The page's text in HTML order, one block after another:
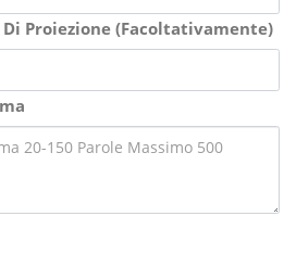
Di Proiezione (Facoltativamente)